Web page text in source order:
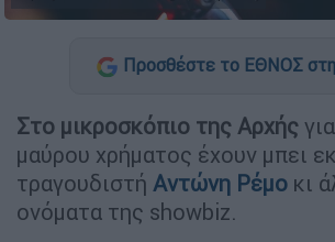
Προσθέστε το ΕΘΝΟΣ
Στο μικροσκόπιο της Αρχής
μαύρου χρήματος έχουν μπει
τραγουδιστή Αντώνη Ρέμο κι
ονόματα της showbiz.